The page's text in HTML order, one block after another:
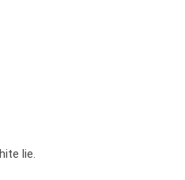
lie.